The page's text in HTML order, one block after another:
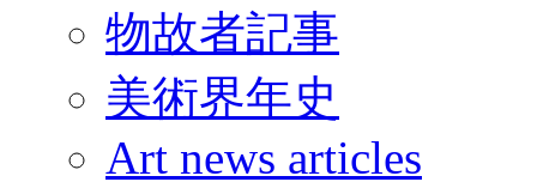
物故者記事
美術界年史
Art news articles